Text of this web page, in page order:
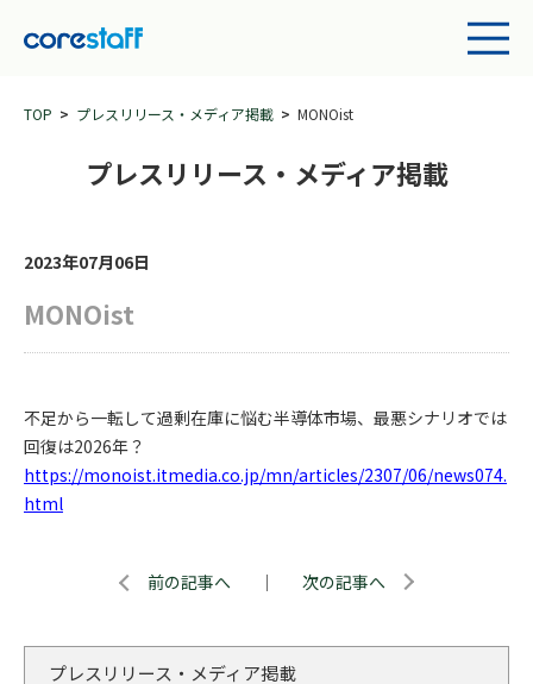
TOP プレスリリース・メディア掲載 MONOist
プレスリリース・メディア掲載
2023年07月06日
MONOist
不足から一転して過剰在庫に悩む半導体市場、最悪シナリオでは
回復は2026年？
https://monoist.itmedia.co.jp/mn/articles/2307/06/news074.
html
前の記事へ ｜ 次の記事へ
プレスリリース・メディア掲載